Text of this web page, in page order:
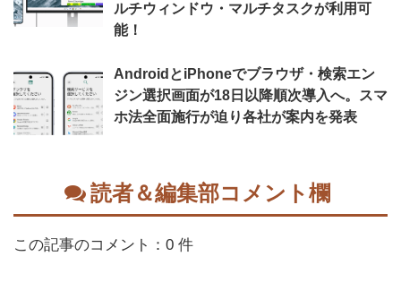
ルチウィンドウ・マルチタスクが利用可
能！
AndroidとiPhoneでブラウザ・検索エン
ジン選択画面が18日以降順次導入へ。スマ
ホ法全面施行が迫り各社が案内を発表
読者＆編集部コメント欄
この記事のコメント：0 件